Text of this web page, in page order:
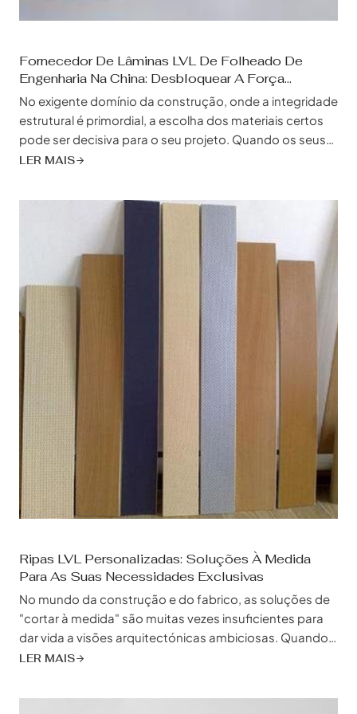
Fornecedor De Lâminas LVL De Folheado De
Engenharia Na China: Desbloquear A Força
Imparável
No exigente domínio da construção, onde a integridade
estrutural é primordial, a escolha dos materiais certos
pode ser decisiva para o seu projeto. Quando os seus
planos exigem uma força excecional, estabilidade
(Laminated Veneer Lumber) de folheado de engenharia
surgem como a solução definitiva. E quando se trata de
obter estes blocos de construção de alto
desempenho, a China é...
LER MAIS
Ripas LVL Personalizadas: Soluções À Medida
Para As Suas Necessidades Exclusivas
No mundo da construção e do fabrico, as soluções de
"cortar à medida" são muitas vezes insuficientes para
dar vida a visões arquitectónicas ambiciosas. Quando
as dimensões padrão não são suficientes, as lâminas
oferecendo uma flexibilidade e precisão sem paralelo
LER MAIS